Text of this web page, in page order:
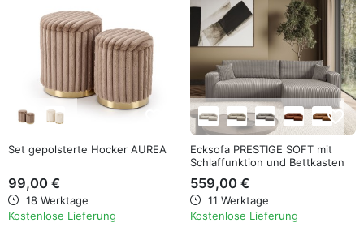
Set gepolsterte Hocker AUREA
99,00 €
18 Werktage
Kostenlose Lieferung
favorite_border
Ecksofa PRESTIGE SOFT mit
Schlaffunktion und Bettkasten
559,00 €
11 Werktage
Kostenlose Lieferung